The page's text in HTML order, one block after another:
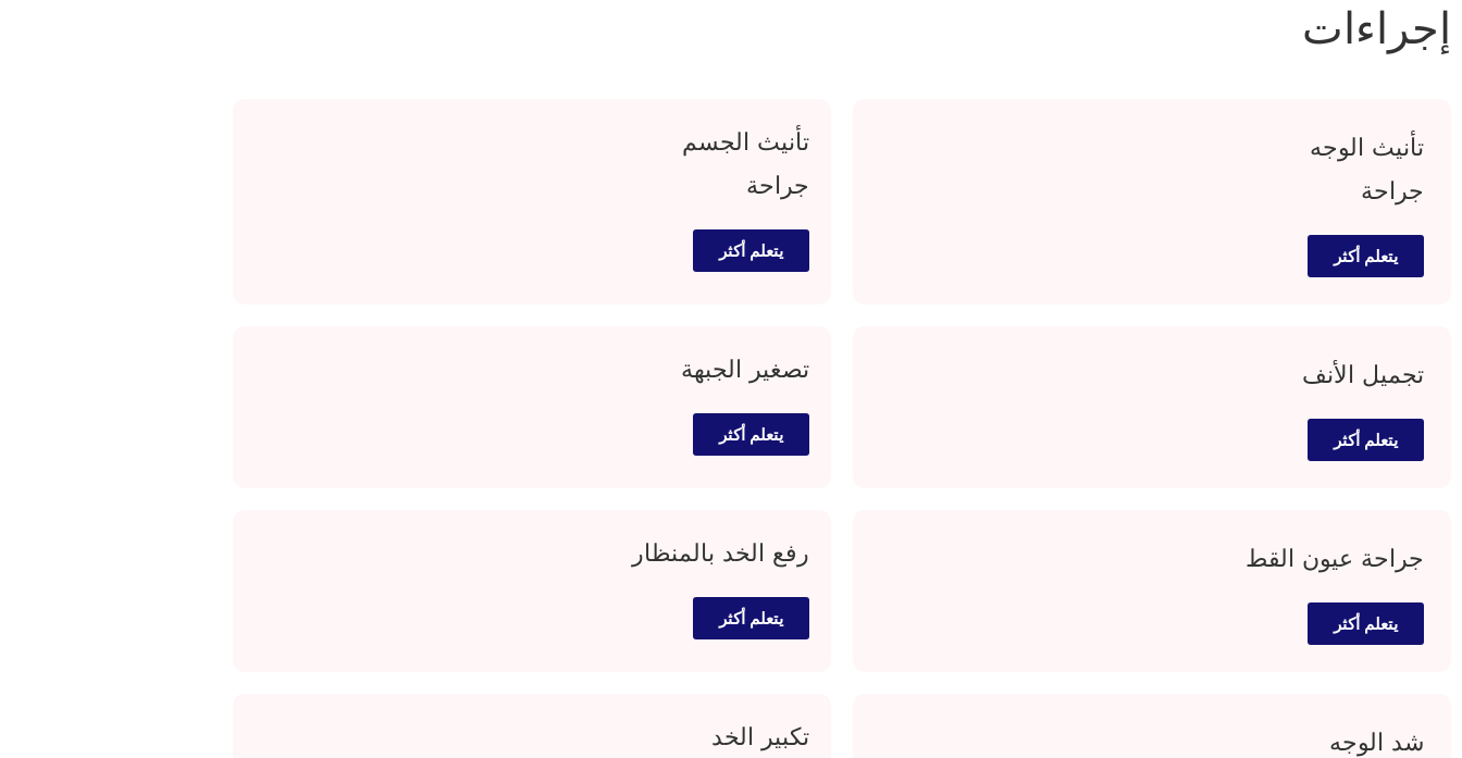
إجراءات
تأنيث الوجه
جراحة
يتعلم أكثر
تأنيث الجسم
جراحة
يتعلم أكثر
تجميل الأنف
يتعلم أكثر
تصغير الجبهة
يتعلم أكثر
جراحة عيون القط
يتعلم أكثر
رفع الخد بالمنظار
يتعلم أكثر
شد الوجه تكبير الخد